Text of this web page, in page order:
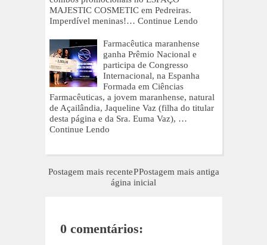
MAJESTIC COSMETIC em Pedreiras.
Imperdível meninas!… Continue Lendo
Farmacêutica maranhense
ganha Prêmio Nacional e
participa de Congresso
Internacional, na Espanha
Formada em Ciências
Farmacêuticas, a jovem maranhense, natural
de Açailândia, Jaqueline Vaz (filha do titular
desta página e da Sra. Euma Vaz), …
Continue Lendo
Postagem mais recente Postagem mais antiga
P
ágina inicial
0 comentários: